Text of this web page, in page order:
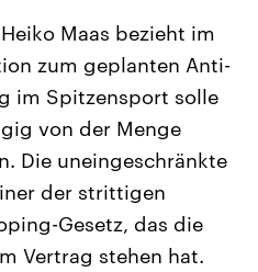
aus
USA
Aktuelle Beiträge,
Hintergründe
Wirtschaftlich und
gehören die Vereinigten
den mächtigsten Ländern
mit großem Einfluss auf
aktuelle Weltgeschehen.
Podcasts
Maas bezieht im
zum geplanten Anti-
im Spitzensport solle
von der Menge
Die uneingeschränkte
der strittigen
Gesetz, das die
Vertrag stehen hat.